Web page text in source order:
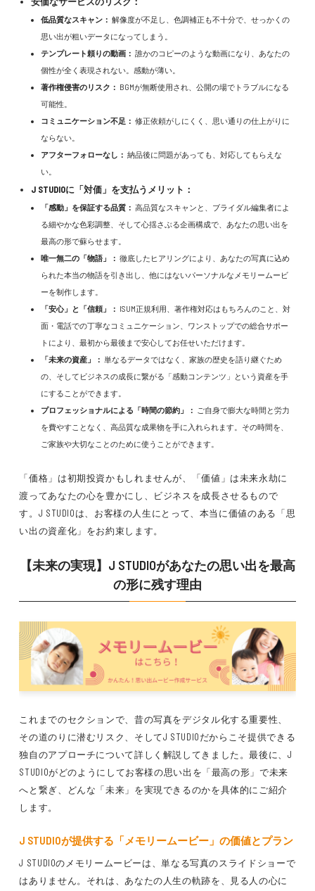
低品質なスキャン： 解像度が不足し、色調補正も不十分で、せっかくの
思い出が粗いデータになってしまう。
テンプレート頼りの動画： 誰かのコピーのような動画になり、あなたの
個性が全く表現されない。感動が薄い。
著作権侵害のリスク： BGMが無断使用され、公開の場でトラブルになる
可能性。
コミュニケーション不足： 修正依頼がしにくく、思い通りの仕上がりに
ならない。
アフターフォローなし： 納品後に問題があっても、対応してもらえな
い。
J STUDIOに「対価」を支払うメリット：
「感動」を保証する品質： 高品質なスキャンと、ブライダル編集者によ
る細やかな色彩調整、そして心揺さぶる企画構成で、あなたの思い出を
最高の形で蘇らせます。
唯一無二の「物語」： 徹底したヒアリングにより、あなたの写真に込め
られた本当の物語を引き出し、他にはないパーソナルなメモリームービ
ーを制作します。
「安心」と「信頼」： ISUM正規利用、著作権対応はもちろんのこと、対
面・電話での丁寧なコミュニケーション、ワンストップでの総合サポー
トにより、最初から最後まで安心してお任せいただけます。
「未来の資産」： 単なるデータではなく、家族の歴史を語り継ぐため
の、そしてビジネスの成長に繋がる「感動コンテンツ」という資産を手
にすることができます。
プロフェッショナルによる「時間の節約」：
ご自身で膨大な時間と労力
を費やすことなく、高品質な成果物を手に入れられます。その時間を、
ご家族や大切なことのために使うことができます。
「価格」は初期投資かもしれませんが、「価値」は未来永劫に
渡ってあなたの心を豊かにし、ビジネスを成長させるもので
す。J STUDIOは、お客様の人生にとって、本当に価値のある「思
い出の資産化」をお約束します。
【未来の実現】J STUDIOがあなたの思い出を最高
の形に残す理由
これまでのセクションで、昔の写真をデジタル化する重要性、
その道のりに潜むリスク、そしてJ STUDIOだからこそ提供できる
独自のアプローチについて詳しく解説してきました。最後に、J
STUDIOがどのようにしてお客様の思い出を「最高の形」で未来
へと繋ぎ、どんな「未来」を実現できるのかを具体的にご紹介
します。
J STUDIOが提供する「メモリームービー」の価値とプラン
J STUDIOのメモリームービーは、単なる写真のスライドショーで
はありません。それは、あなたの人生の軌跡を、見る人の心に